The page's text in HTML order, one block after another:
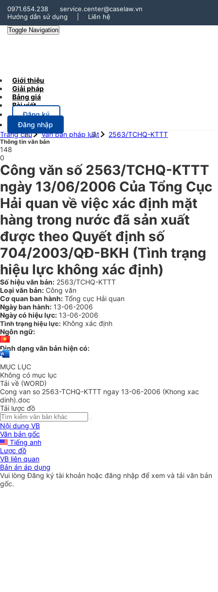
0971.654.238
service.center@caselaw.vn
Hướng dẫn sử dụng
Liên hệ
Toggle Navigation
Giới thiệu
Giải pháp
Bảng giá
Bài viết
Đăng ký
Đăng nhập
Trang chủ
Văn bản pháp luật 2563/TCHQ-KTTT
Thông tin văn bản
148
0
Công văn số 2563/TCHQ-KTTT
ngày 13/06/2006 Của Tổng Cục
Hải quan về việc xác định mặt
hàng trong nước đã sản xuất
được theo Quyết định số
704/2003/QĐ-BKH (Tình trạng
hiệu lực không xác định)
Số hiệu văn bản: 2563/TCHQ-KTTT
Loại văn bản: Công văn
Cơ quan ban hành: Tổng cục Hải quan
Ngày ban hành: 13-06-2006
Ngày có hiệu lực: 13-06-2006
Tình trạng hiệu lực: Không xác định
Ngôn ngữ:
Định dạng văn bản hiện có:
MỤC LỤC
Không có mục lục
Tải về (WORD)
Cong van so 2563-TCHQ-KTTT ngay 13-06-2006 (Khong xac
dinh).doc
Tải lược đồ
Nội dung VB
Văn bản gốc
Tiếng anh
Lược đồ
VB liên quan
Bản án áp dụng
Vui lòngĐăng ký tài khoản hoặc đăng nhập để xem và tải văn bản
gốc.